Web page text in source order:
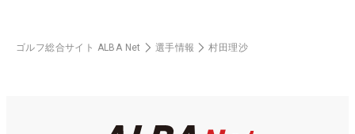
ゴルフ総合サイト ALBA Net 選手情報 村田理沙